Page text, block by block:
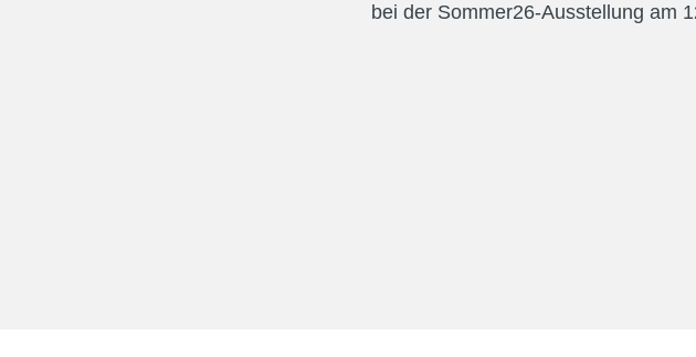
bei der Sommer26-Ausstellung am